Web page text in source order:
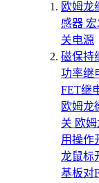
欧姆龙
感器
关电源
磁保持
功率继
FET继
欧姆龙
关 欧
用操作
龙鼠标
基板对